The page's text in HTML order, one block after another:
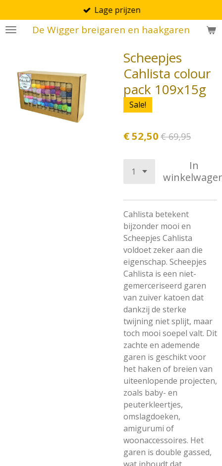
direct
naar
De Wigger breigaren en haakgaren
Lage prijzen
Scheepjes
Cahlista colour
pack 109x15g
Sale!
€ 52,50 € 69,95
In
Cahlista betekent
bijzonder mooi en
Scheepjes Cahlista
voldoet zeker aan die
eigenschap. Scheepjes
Cahlista is een niet-
gemerceriseerd garen
van zuiver katoen dat
dankzij de sterke
twijning niet splijt, maar
toch mooi soepel valt. Dit
zachte en ademende
garen is geschikt voor
het haken of breien van
uiteenlopende projecten,
zoals baby- en
peuterkleertjes,
omslagdoeken,
amigurumi of
woonaccessoires. Het
garen is double gassed,